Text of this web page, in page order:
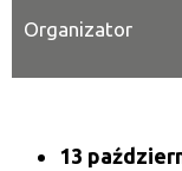
Organizator
13